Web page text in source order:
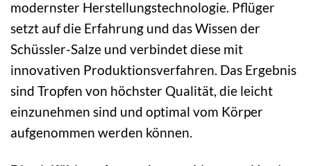
modernster Herstellungstechnologie. Pflüger
setzt auf die Erfahrung und das Wissen der
Schüssler-Salze und verbindet diese mit
innovativen Produktionsverfahren. Das Ergebnis
sind Tropfen von höchster Qualität, die leicht
einzunehmen sind und optimal vom Körper
aufgenommen werden können.